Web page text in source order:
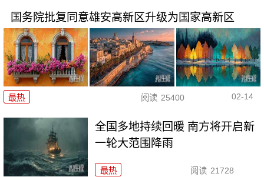
国务院批复同意雄安高新区升级为国家高新区
最热 阅读 25400 02-14
全国多地持续回暖 南方将开启新
一轮大范围降雨
最热 阅读 21728